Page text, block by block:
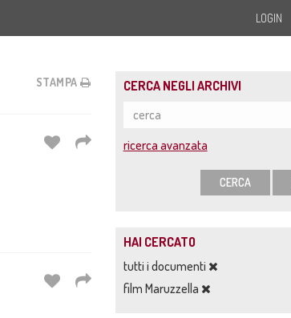
LOGIN
STAMPA CERCA NEGLI ARCHIVI
ricerca avanzata
CERCA
HAI CERCATO
tutti i documenti
film Maruzzella